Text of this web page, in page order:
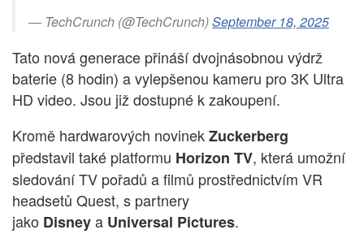
— TechCrunch (@TechCrunch)September 18, 2025
Tato nová generace přináší dvojnásobnou výdrž
baterie (8 hodin) a vylepšenou kameru pro 3K Ultra
HD video. Jsou již dostupné k zakoupení.
Kromě hardwarových novinekZuckerberg
představil také platformu Horizon TV, která umožní
sledování TV pořadů a filmů prostřednictvím VR
headsetů Quest, s partnery
jako Disneya Universal Pictures.